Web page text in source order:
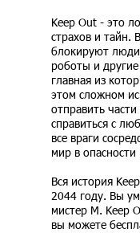
Keep Out - это
страхов и тайн.
блокируют
роботы и
главная из
этом сложном
отправить
справиться с
все враги
мир в
Вся история
2044 году. Вы
мистер М. Keep
вы можете